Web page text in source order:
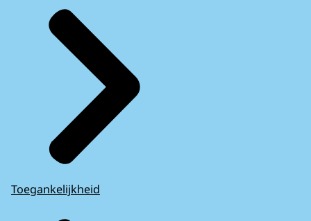
Toegankelijkheid